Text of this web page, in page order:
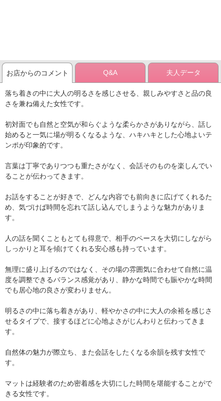
お店からのコメント
落ち着きの中に大人の明るさを感じさせる、親しみやすさと品の良
さを兼ね備えた女性です。
初対面でも自然と空気が和らぐような柔らかさがありながら、話し
始めると一気に場が明るくなるような、ハキハキとした心地よいテ
ンポが印象的です。
言葉は丁寧でありつつも重たさがなく、会話そのものを楽しんでい
ることが伝わってきます。
お話をすることが好きで、どんな内容でも前向きに広げてくれるた
め、気づけば時間を忘れて話し込んでしまうような魅力がありま
す。
人の話を聞くこともとても得意で、相手のペースを大切にしながら
しっかりと耳を傾けてくれる安心感も持っています。
無理に盛り上げるのではなく、その場の雰囲気に合わせて自然に温
度を調整できるバランス感覚があり、静かな時間でも賑やかな時間
でも居心地の良さが変わりません。
明るさの中に落ち着きがあり、軽やかさの中に大人の余裕を感じさ
せるタイプで、接するほどに心地よさがじんわりと伝わってきま
す。
自然体の魅力が際立ち、また会話をしたくなる余韻を残す女性で
す。
マットは経験者のため密着感を大切にした時間を堪能することがで
きる女性です。
Q&A 夫人データ